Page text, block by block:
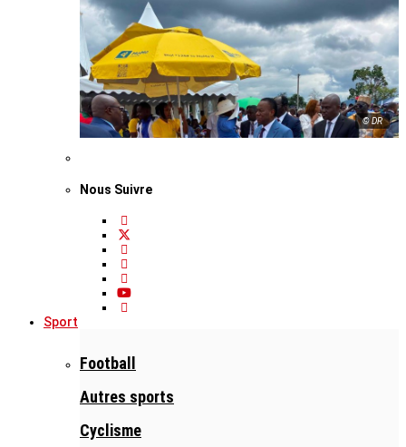
© DR
Nous Suivre
Sport
Football
Autres sports
Cyclisme